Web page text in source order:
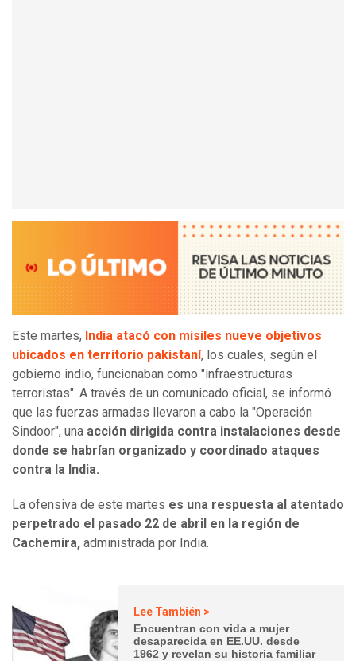
Este martes, India atacó con misiles nueve objetivos
ubicados en territorio pakistaní, los cuales, según el
gobierno indio, funcionaban como "infraestructuras
terroristas". A través de un comunicado oficial, se informó
que las fuerzas armadas llevaron a cabo la "Operación
Sindoor", una acción dirigida contra instalaciones desde
donde se habrían organizado y coordinado ataques
contra la India.
La ofensiva de este martes es una respuesta al atentado
perpetrado el pasado 22 de abril en la región de
Cachemira, administrada por India.
Lee También >
Encuentran con vida a mujer
desaparecida en EE.UU. desde
1962 y revelan su historia familiar